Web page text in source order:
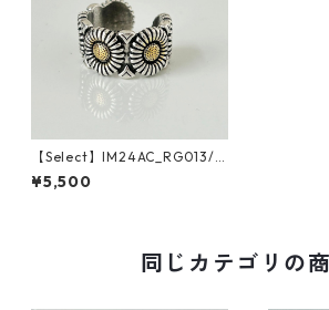
【Select】IM24AC_RG013/ F
lower ring（Silver）
¥5,500
同じカテゴリの